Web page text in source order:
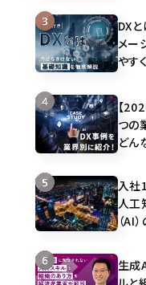
DXと
メー
やす
【
つの
どん
入社
人工
（AI
生成